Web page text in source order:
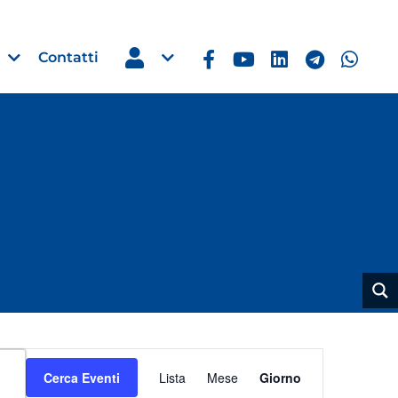
Contatti
Cerca Eventi
Viste
Lista Mese Giorno